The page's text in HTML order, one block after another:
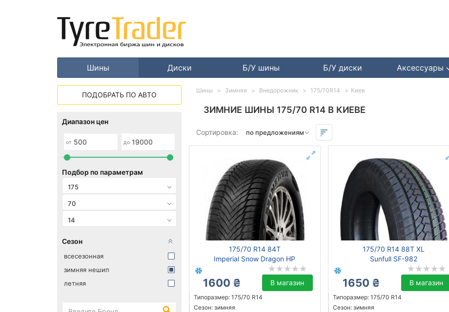
Шины Диски Б/У шины Б/У диски Аксессуары
ЗИМНИЕ ШИНЫ 175/70 R14 В КИЕВЕ
Сортировка:
175/70 R14 84T
Imperial Snow Dragon HP
1600 ₴ В магазин
Типоразмер: 175/70 R14
Сезон: зимняя
175/70 R14 88T XL
Sunfull SF-982
1650 ₴ В магазин
Типоразмер: 175/70 R14
Сезон: зимняя
Шины Зимняя Внедорожник 175/70R14 Киев
ПОДОБРАТЬ ПО АВТО
Диапазон цен
от до
Подбор по параметрам
175
70
14
Сезон
всесезонная
зимняя нешип
летняя